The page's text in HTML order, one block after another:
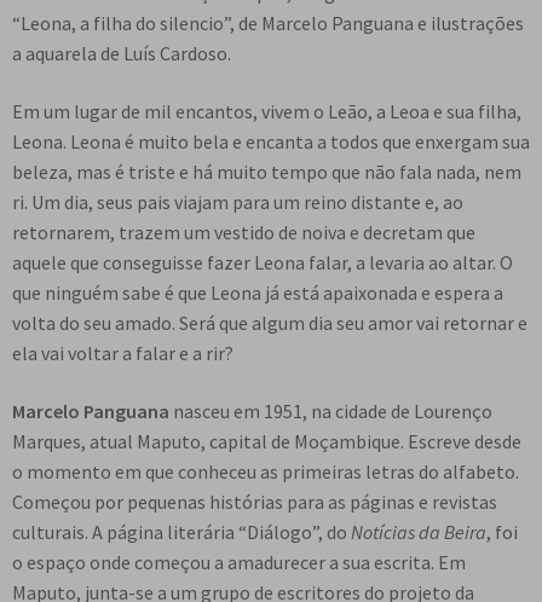
e
n
“Leona, a filha do silencio”, de Marcelo Panguana e ilustrações
a aquarela de Luís Cardoso.
Em um lugar de mil encantos, vivem o Leão, a Leoa e sua filha,
Leona. Leona é muito bela e encanta a todos que enxergam sua
beleza, mas é triste e há muito tempo que não fala nada, nem
ri. Um dia, seus pais viajam para um reino distante e, ao
retornarem, trazem um vestido de noiva e decretam que
aquele que conseguisse fazer Leona falar, a levaria ao altar. O
que ninguém sabe é que Leona já está apaixonada e espera a
volta do seu amado. Será que algum dia seu amor vai retornar e
ela vai voltar a falar e a rir?
Marcelo Panguana nasceu em 1951, na cidade de Lourenço
Marques, atual Maputo, capital de Moçambique. Escreve desde
o momento em que conheceu as primeiras letras do alfabeto.
Começou por pequenas histórias para as páginas e revistas
culturais. A página literária “Diálogo”, do Notícias da Beira, foi
o espaço onde começou a amadurecer a sua escrita. Em
Maputo, junta-se a um grupo de escritores do projeto da